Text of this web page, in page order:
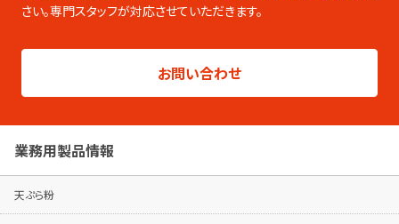
製品シリーズ毎のパンフレットは専用ページ
でご覧ください。
パンフレットはこちらから
さい。専門スタッフが対応させていただきます。
お問い合わせ
業務用製品情報
天ぷら粉